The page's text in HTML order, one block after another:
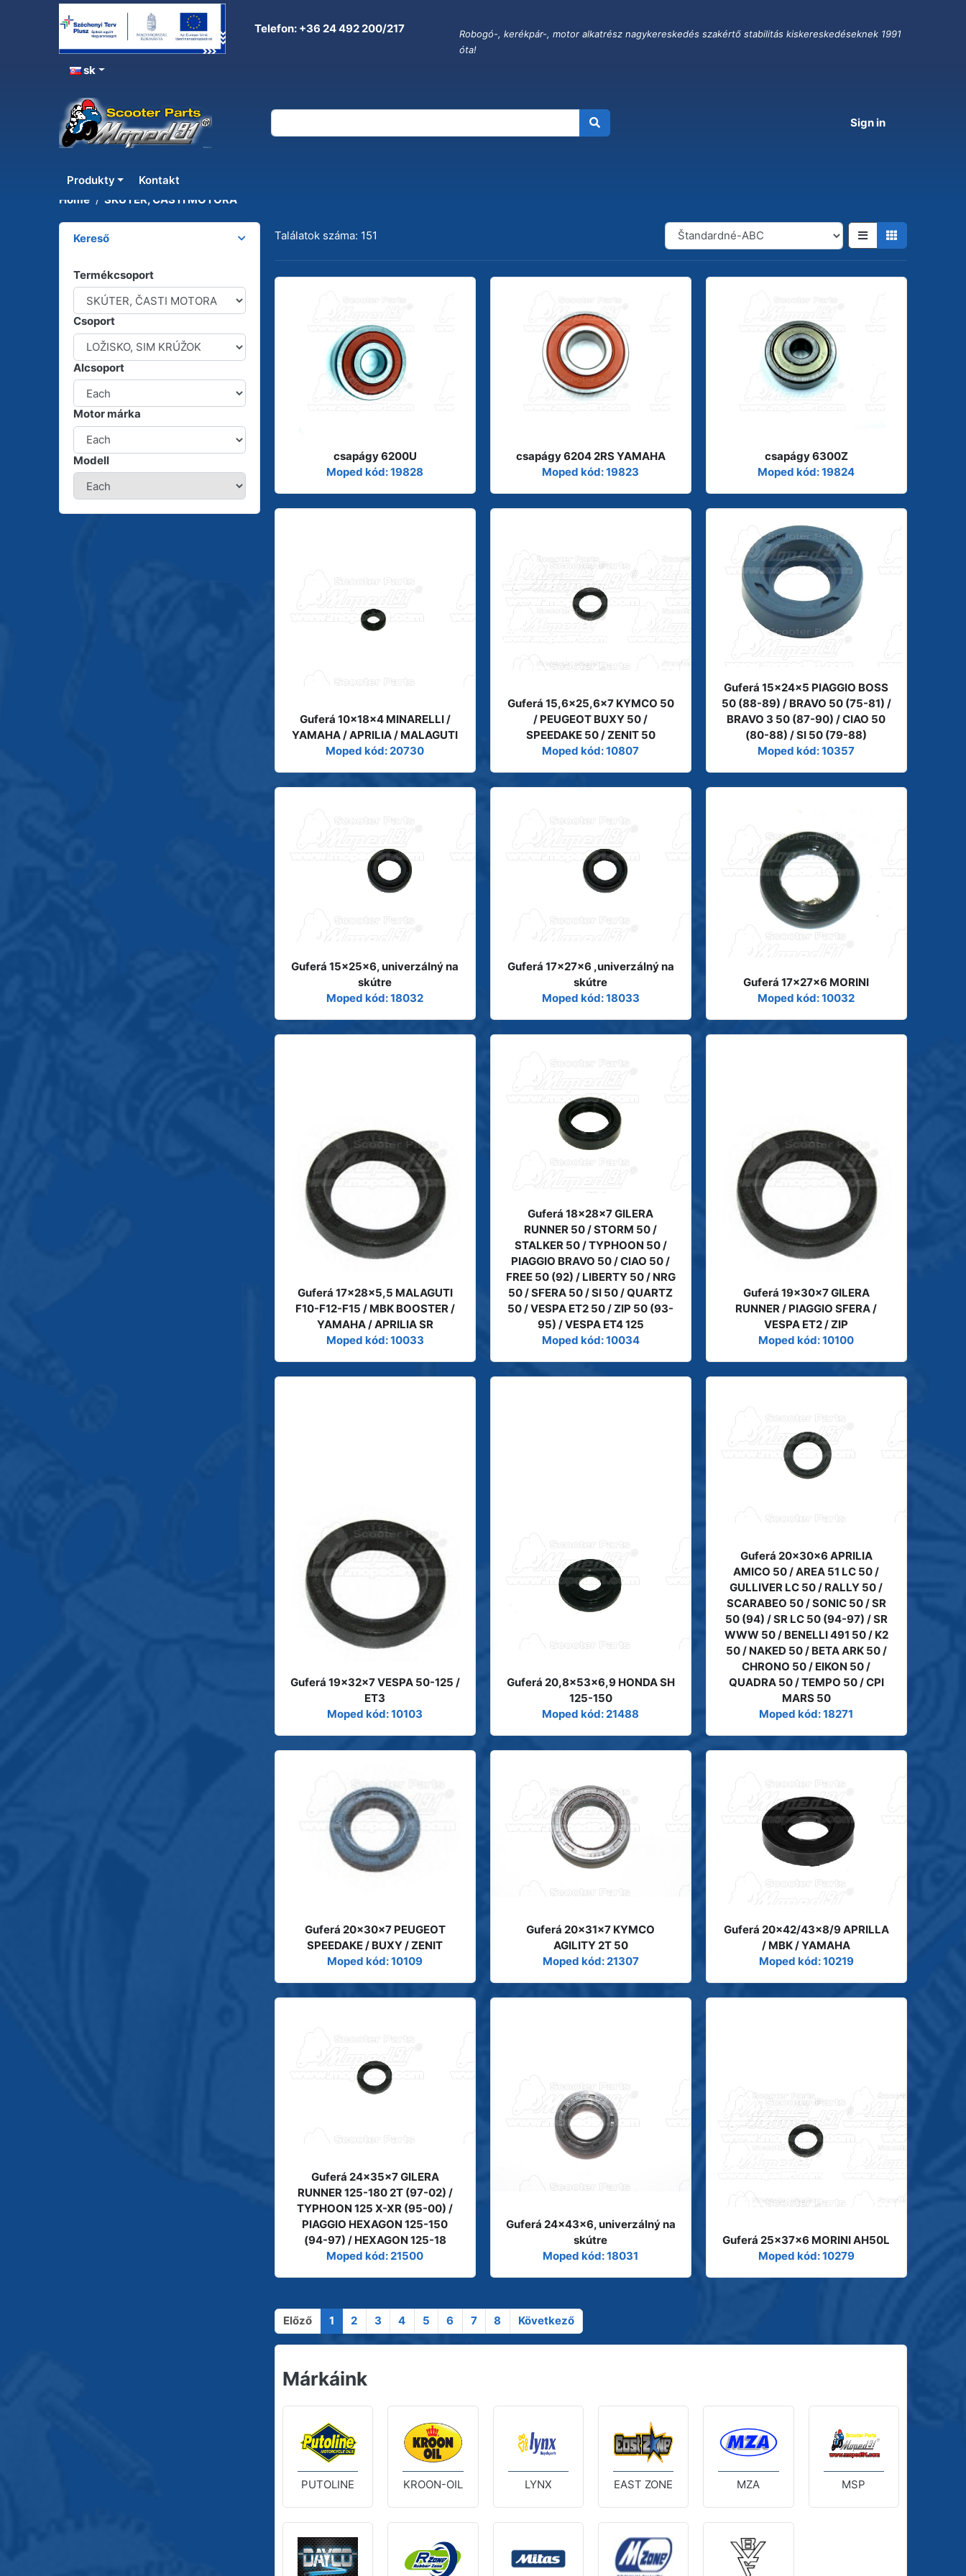
Telefon: +36 24 492 200/217
sk
Robogó-, kerékpár-, motor alkatrész nagykereskedés szakértő stabilitás kiskereskedéseknek 1991
óta!
Sign in
Produkty Kontakt
SKÚTER, ČASTI MOTORA
Home SKÚTER, ČASTI MOTORA
Kereső
Termékcsoport
Csoport
Alcsoport
Motor márka
Modell
Találatok száma: 151
csapágy 6200U
Moped kód: 19828
csapágy 6204 2RS YAMAHA
Moped kód: 19823
csapágy 6300Z
Moped kód: 19824
Guferá 10x18x4 MINARELLI /
YAMAHA / APRILIA / MALAGUTI
Moped kód: 20730
Guferá 15,6x25,6x7 KYMCO 50
/ PEUGEOT BUXY 50 /
SPEEDAKE 50 / ZENIT 50
Moped kód: 10807
Guferá 15x24x5 PIAGGIO BOSS
50 (88-89) / BRAVO 50 (75-81) /
BRAVO 3 50 (87-90) / CIAO 50
(80-88) / SI 50 (79-88)
Moped kód: 10357
Guferá 15x25x6, univerzálný na
skútre
Moped kód: 18032
Guferá 17x27x6 ,univerzálný na
skútre
Moped kód: 18033
Guferá 17x27x6 MORINI
Moped kód: 10032
Guferá 17x28x5,5 MALAGUTI
F10-F12-F15 / MBK BOOSTER /
YAMAHA / APRILIA SR
Moped kód: 10033
Guferá 18x28x7 GILERA
RUNNER 50 / STORM 50 /
STALKER 50 / TYPHOON 50 /
PIAGGIO BRAVO 50 / CIAO 50 /
FREE 50 (92) / LIBERTY 50 / NRG
50 / SFERA 50 / SI 50 / QUARTZ
50 / VESPA ET2 50 / ZIP 50 (93-
95) / VESPA ET4 125
Moped kód: 10034
Guferá 19x30x7 GILERA
RUNNER / PIAGGIO SFERA /
VESPA ET2 / ZIP
Moped kód: 10100
Guferá 19x32x7 VESPA 50-125 /
ET3
Moped kód: 10103
Guferá 20,8x53x6,9 HONDA SH
125-150
Moped kód: 21488
Guferá 20x30x6 APRILIA
AMICO 50 / AREA 51 LC 50 /
GULLIVER LC 50 / RALLY 50 /
SCARABEO 50 / SONIC 50 / SR
50 (94) / SR LC 50 (94-97) / SR
WWW 50 / BENELLI 491 50 / K2
50 / NAKED 50 / BETA ARK 50 /
CHRONO 50 / EIKON 50 /
QUADRA 50 / TEMPO 50 / CPI
MARS 50
Moped kód: 18271
Guferá 20x30x7 PEUGEOT
SPEEDAKE / BUXY / ZENIT
Moped kód: 10109
Guferá 20x31x7 KYMCO
AGILITY 2T 50
Moped kód: 21307
Guferá 20x42/43x8/9 APRILLA
/ MBK / YAMAHA
Moped kód: 10219
Guferá 24x35x7 GILERA
RUNNER 125-180 2T (97-02) /
TYPHOON 125 X-XR (95-00) /
PIAGGIO HEXAGON 125-150
(94-97) / HEXAGON 125-18
Moped kód: 21500
Guferá 24x43x6, univerzálný na
skútre
Moped kód: 18031
Guferá 25x37x6 MORINI AH50L
Moped kód: 10279
Előző 1 2 3 4 5 6 7 8 Következő
Márkáink
PUTOLINE KROON-OIL LYNX EAST ZONE MZA MSP